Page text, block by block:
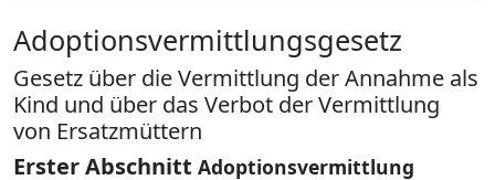
Adoptionsvermittlungsgesetz
Gesetz über die Vermittlung der Annahme als
Kind und über das Verbot der Vermittlung
von Ersatzmüttern
Erster Abschnitt Adoptionsvermittlung